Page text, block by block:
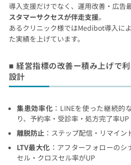
導入支援だけでなく、運用改善・広告
スタマーサクセスが伴走支援。
あるクリニック様ではMedibot導入に
た実績を上げています。
■ 経営指標の改善ー積み上げで
設計
集患効率化 ：LINEを使った継続的
り、予約率・受診率・処方完了率UP
離脱防止 ：ステップ配信・リマイン
LTV最大化 ：アフターフォローの
セル・クロスセル率がUP